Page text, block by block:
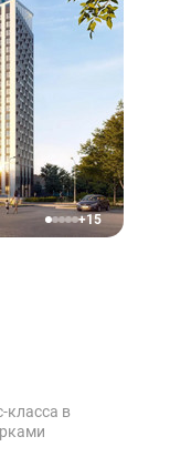
12345+15
класса в